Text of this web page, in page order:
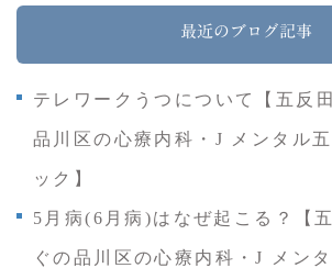
最近のブログ記事
テレワークうつについて【五反
品川区の心療内科・J メンタル
ック】
5月病(6月病)はなぜ起こる？【
ぐの品川区の心療内科・J メン